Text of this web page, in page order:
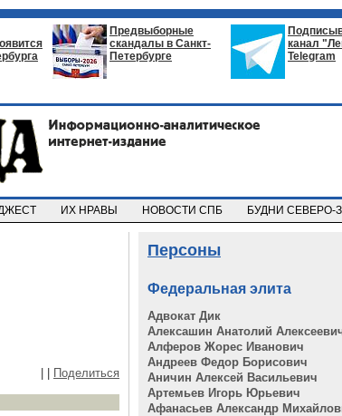
Предвыборные
скандалы в Санкт-
Петербурге
канал
Telegram
ИХ НРАВЫ НОВОСТИ СПБ БУДНИ СЕВЕРО-
Поделиться
Персоны
Федеральная элита
Адвокат Дик
Алексашин Анатолий
Алферов Жорес Иванович
Андреев Федор Борисович
Аничин Алексей Васильевич
Артемьев Игорь Юрьевич
Афанасьев Александр